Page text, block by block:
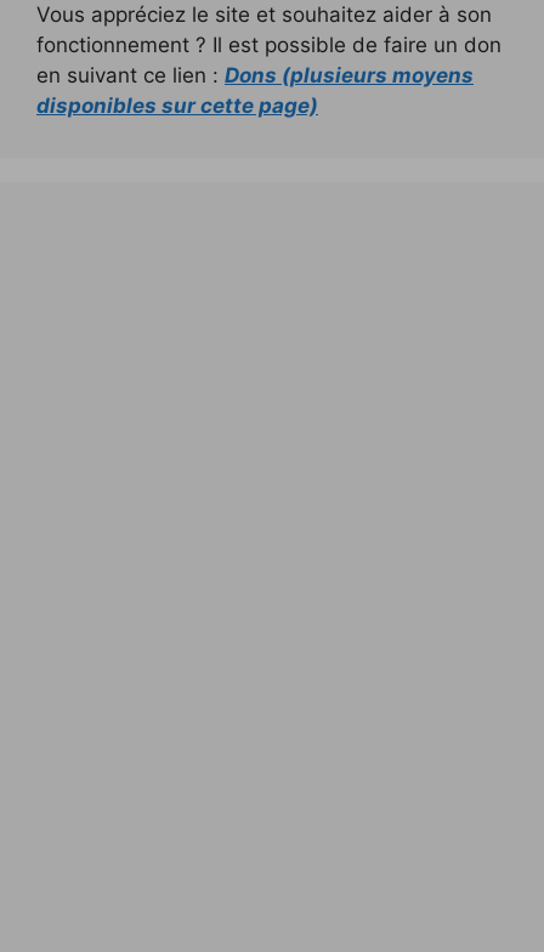
Vous appréciez le site et souhaitez aider à son
fonctionnement ? Il est possible de faire un don
en suivant ce lien : Dons (plusieurs moyens
disponibles sur cette page)